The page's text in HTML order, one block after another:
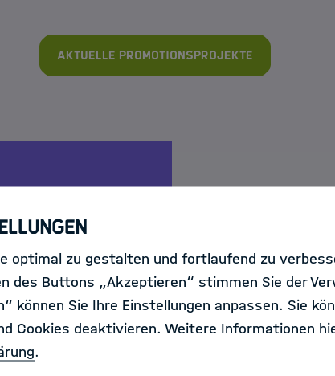
Aktuelle Promotionsprojekte
Unser gemeinsames
Was wir hier machen,
machen – und ich
etwas ganz
optimal zu gestalten und fortlaufend zu
des Buttons „Akzeptieren“ stimmen Sie der
können Sie Ihre Einstellungen anpassen. Sie
Cookies deaktivieren. Weitere Informationen
.